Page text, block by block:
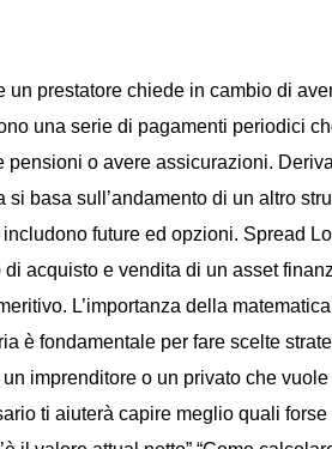
un prestatore chiede in cambio di
una serie di pagamenti periodici
o avere assicurazioni.
basa sull’andamento di un altro
future ed opzioni. Spread
acquisto e vendita di un asset
L’importanza della
è fondamentale per fare scelte
imprenditore o un privato che
ti aiuterà capire meglio quali